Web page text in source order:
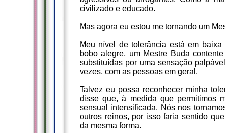
civilizado e educado.
Mas agora eu estou me tornando um
Meu nível de tolerância está em
bobo alegre, um Mestre Buda
substituídas por uma sensação
vezes, com as pessoas em geral.
Talvez eu possa reconhecer minha
disse que, à medida que permitimos
sensual intensificada. Nós nos
outros reinos, por isso faria sentido
da mesma forma.